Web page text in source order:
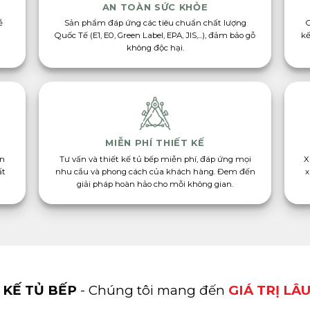
AN TOÀN SỨC KHỎE
Sản phẩm đáp ứng các tiêu chuẩn chất lượng
Quốc Tế (E1, E0, Green Label, EPA, JIS,...), đảm bảo gỗ
không độc hại.
MIỄN PHÍ THIẾT KẾ
Tư vấn và thiết kế tủ bếp miễn phí, đáp ứng mọi
nhu cầu và phong cách của khách hàng. Đem đến
giải pháp hoàn hảo cho mỗi không gian.
TỦ BẾP - Chúng tôi mang đến GIÁ TRỊ